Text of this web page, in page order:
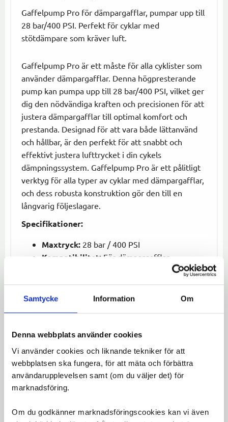
Samtycke Information Om
Denna webbplats använder cookies
Vi använder cookies och liknande tekniker för att
webbplatsen ska fungera, för att mäta och förbättra
användarupplevelsen samt (om du väljer det) för
marknadsföring.
Om du godkänner marknadsföringscookies kan vi även
Gaffelpump Pro för dämpargafflar, pumpar upp till
28 bar/400 PSI. Perfekt för cyklar med
stötdämpare som kräver luft.
Gaffelpump Pro är ett måste för alla cyklister som
använder dämpargafflar. Denna högpresterande
pump kan pumpa upp till 28 bar/400 PSI, vilket ger
dig den nödvändiga kraften och precisionen för att
justera dämpargafflar till optimal komfort och
prestanda. Designad för att vara både lättanvänd
och hållbar, är den perfekt för att snabbt och
effektivt justera lufttrycket i din cykels
dämpningssystem. Gaffelpump Pro är ett pålitligt
verktyg för alla typer av cyklar med dämpargafflar,
och dess robusta konstruktion gör den till en
långvarig följeslagare.
Specifikationer:
Maxtryck: 28 bar / 400 PSI
Kompatibilitet: För dämpargafflar
dämpningssystem
Funktion:
Enkel att använda, hög precision
cyklister som vill optimera sitt dämpningssystem
för bästa möjliga cykelupplevelse.
Omdömen
Du